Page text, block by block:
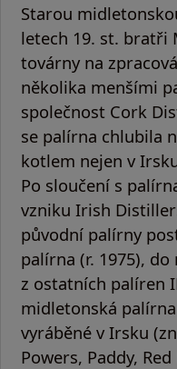
Starou
letech 19. st. bratři
továrny na
několika menšími
společnost Cork
se palírna chlubila
kotlem nejen v
Po sloučení s
vzniku Irish
původní palírny
palírna (r. 1975),
z ostatních palíren
midletonská
vyráběné v Irsku
Powers, Paddy,